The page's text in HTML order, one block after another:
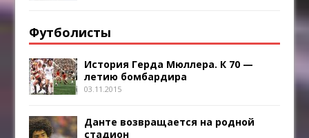
Футболисты
История Герда Мюллера. К 70 —
летию бомбардира
03.11.2015
Данте возвращается на родной
стадион